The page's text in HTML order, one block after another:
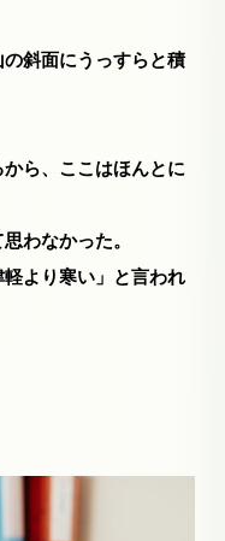
斜面にうっすらと積
から、ここはほんとに
わなかった。
より寒い」と言われ